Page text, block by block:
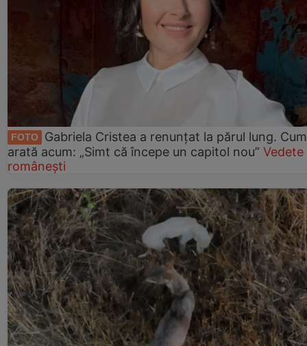
FOTO
Gabriela Cristea a renunțat la părul lung. Cum
arată acum: „Simt că începe un capitol nou” Vedete
românești